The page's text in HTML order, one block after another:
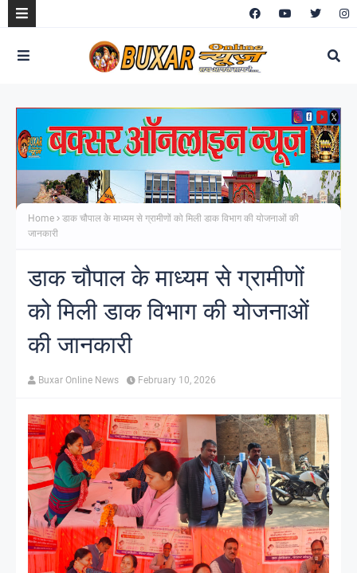
Home
डाक चौपाल के माध्यम से ग्रामीणों को मिली डाक विभाग की योजनाओं की
जानकारी
डाक चौपाल के माध्यम से ग्रामीणों
को मिली डाक विभाग की योजनाओं
की जानकारी
Buxar Online News February 10, 2026